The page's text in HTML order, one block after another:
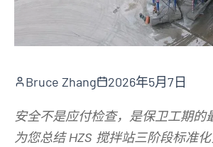
Bruce Zhang 2026年5月7日
安全不是应付检查，是保卫工期的
为您总结 HZS 搅拌站三阶段标准